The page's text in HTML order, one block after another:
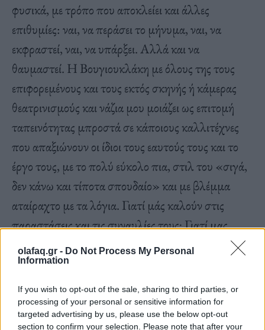
olafaq.gr - Do Not Process My Personal
Information
If you wish to opt-out of the sale, sharing to third parties, or
processing of your personal or sensitive information for
targeted advertising by us, please use the below opt-out
section to confirm your selection. Please note that after your
φυσικά, με τρόπο που αποκλείει και άλλες
επιθυμίες: ναι, να περάσει το μήνυμα, ναι, να
εκφραστεί, ναι, να υπάρξει. Αλλά και να
θαυμαστεί. Η Βουγιουκλάκη με όλους της τους
επιφορεμένους και τους εκτός σκηνής ή κάμερας
θεατρινισμούς και νάζια μου μοιάζει ως επιτομή
ταπεινότητας μπροστά σε κάποιους καλλιτέχνες
που απαξιώνουν οι ίδιοι τους εαυτούς τους και το
έργο τους, με το πολύ εύκολο πια, στιλ του «σιγά,
δεν κάνω και τίποτα σπουδαίο» και με βλέμμα
αταίραχτο με τα λόγια. Γιατί μάς καλούν στις
παραστάσεις και τις συναυλίες τους; Γιατί μας
δίνουν συνεντεύξεις; Πώς επιθυμούν να
βιοπορίζονται αποκλειστικά από την τέχνη τους;
Για να το καταφέρουν, πρέπει να ζουν από την
τέχνη τους. Ποιος από τους μπλαζέ, δήθεν
ταπεινόφρονες νεορευματίσιους δημιουργούς κι